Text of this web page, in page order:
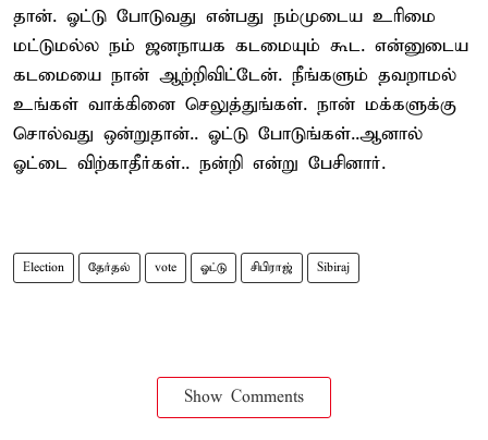
தான். ஓட்டு போடுவது என்பது நம்முடைய உரிமை
மட்டுமல்ல நம் ஜனநாயக கடமையும் கூட. என்னுடைய
கடமையை நான் ஆற்றிவிட்டேன். நீங்களும் தவறாமல்
உங்கள் வாக்கினை செலுத்துங்கள். நான் மக்களுக்கு
சொல்வது ஒன்றுதான்.. ஓட்டு போடுங்கள்..ஆனால்
ஓட்டை விற்காதீர்கள்.. நன்றி என்று பேசினார்.
Election தேர்தல் vote ஓட்டு சிபிராஜ் Sibiraj
Show Comments